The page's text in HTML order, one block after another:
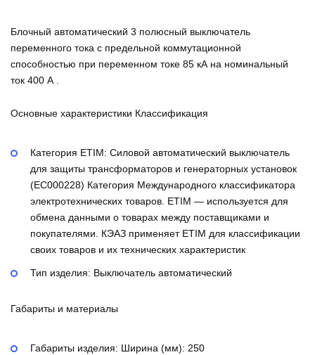
Блочный автоматический 3 полюсный выключатель
переменного тока с предельной коммутационной
способностью при переменном токе 85 кА на номинальный
ток 400 А .
Основные характеристики Классификация
Категория ETIM: Силовой автоматический выключатель
для защиты трансформаторов и генераторных установок
(EC000228) Категория Международного классификатора
электротехнических товаров. ETIM — используется для
обмена данными о товарах между поставщиками и
покупателями. КЭАЗ применяет ETIM для классификации
своих товаров и их технических характеристик
Тип изделия: Выключатель автоматический
Габариты и материалы
Габариты изделия: Ширина (мм): 250